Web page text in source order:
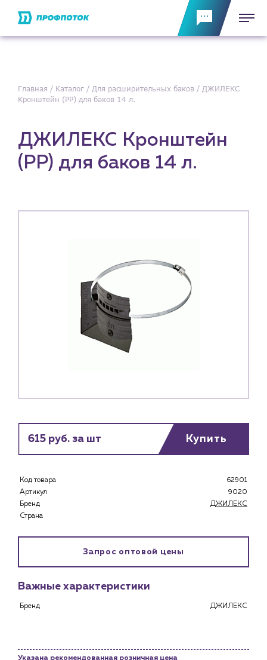
Монтажным бригадам
Предприятиям и юр.лицам
О компании
Главная Каталог Для расширительных баков
ДЖИЛЕКС
Кронштейн (РР) для баков 14 л.
ДЖИЛЕКС Кронштейн
(РР) для баков 14 л.
615 руб. за шт Купить
Код товара
62901
Артикул
9020
Бренд
ДЖИЛЕКС
Страна
Запрос оптовой цены
Важные характеристики
Бренд ДЖИЛЕКС
Указана рекомендованная розничная цена